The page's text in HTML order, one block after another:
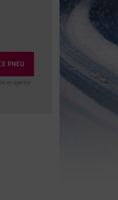
PNEU
en agence